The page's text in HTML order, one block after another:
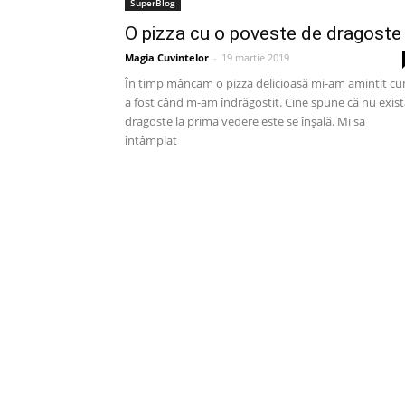
SuperBlog
O pizza cu o poveste de dragoste
Magia Cuvintelor - 19 martie 2019
În timp mâncam o pizza delicioasă mi-am amintit
a fost când m-am îndrăgostit. Cine spune că nu
dragoste la prima vedere este se înșală. Mi sa
întâmplat